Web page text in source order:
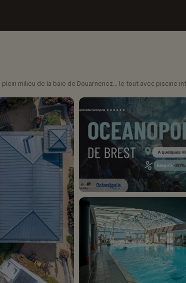
milieu de la baie de Douarnenez... le tout avec piscine